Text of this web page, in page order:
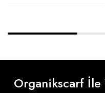
Organikscarf İle